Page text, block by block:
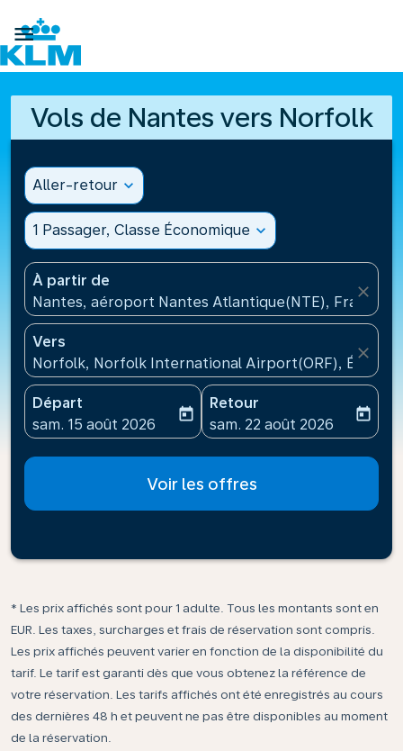

Vols de Nantes vers Norfolk
Aller-retour expand_more
1 Passager, Classe Économique expand_more
À partir de
Nantes, aéroport Nantes Atlantique(NTE), France
close
Vers
Norfolk, Norfolk International Airport(ORF), États-
close
Départ
fc-booking-departure-date-aria-label
sam. 15 août 2026
today
Retour
fc-booking-return-date-
sam. 22 août 2026
today
Voir les offres
* Les prix affichés sont pour 1 adulte. Tous les montants sont en
EUR. Les taxes, surcharges et frais de réservation sont compris.
Les prix affichés peuvent varier en fonction de la disponibilité du
tarif. Le tarif est garanti dès que vous obtenez la référence de
votre réservation. Les tarifs affichés ont été enregistrés au cours
des dernières 48 h et peuvent ne pas être disponibles au moment
de la réservation.